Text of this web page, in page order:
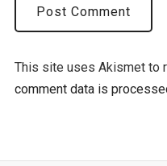
This site uses Akismet to
comment data is